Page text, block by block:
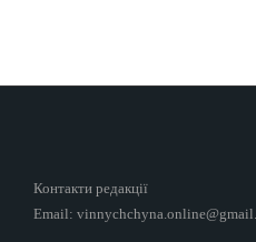
Контакти редакції
Email: